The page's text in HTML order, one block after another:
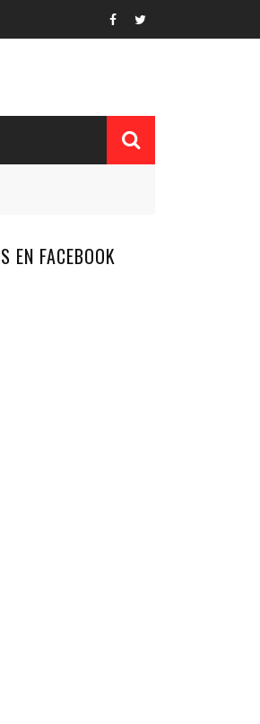
EN FACEBOOK